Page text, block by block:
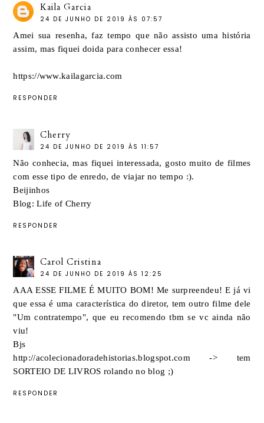
Kaila Garcia
24 DE JUNHO DE 2019 ÀS 07:57
Amei sua resenha, faz tempo que não assisto uma história
assim, mas fiquei doida para conhecer essa!
https://www.kailagarcia.com
RESPONDER
Cherry
24 DE JUNHO DE 2019 ÀS 11:57
Não conhecia, mas fiquei interessada, gosto muito de filmes
com esse tipo de enredo, de viajar no tempo :).
Beijinhos
Blog: Life of Cherry
RESPONDER
Carol Cristina
24 DE JUNHO DE 2019 ÀS 12:25
AAA ESSE FILME É MUITO BOM! Me surpreendeu! E já vi
que essa é uma característica do diretor, tem outro filme dele
"Um contratempo", que eu recomendo tbm se vc ainda não
viu!
Bjs
http://acolecionadoradehistorias.blogspot.com -> tem
SORTEIO DE LIVROS rolando no blog ;)
RESPONDER